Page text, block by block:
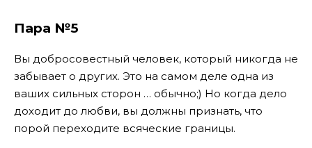
Пара №5
Вы добросовестный человек, который никогда не
забывает о других. Это на самом деле одна из
ваших сильных сторон … обычно;) Но когда дело
доходит до любви, вы должны признать, что
порой переходите всяческие границы.